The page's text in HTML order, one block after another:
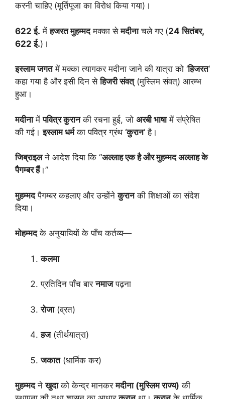
करनी चाहिए (मूर्तिपूजा का विरोध किया गया)।
622 ई. मेंहजरत मुहम्मदमक्का सेमदीनाचले गए (24 सितंबर,
622 ई.)।
इस्लाम जगतमें मक्का त्यागकर मदीना जाने की यात्रा को ‘हिजरत‘
कहा गया है और इसी दिन सेहिजरी संवत्(मुस्लिम संवत्) आरम्भ
हुआ।
मदीनामेंपवित्र कुरानकी रचना हुई, जो अरबी भाषामें संप्रेषित
की गई।इस्लाम धर्मका पवित्र ग्रंथ ‘कुरान‘ है।
जिब्राइलने आदेश दिया कि “अल्लाह एक है और मुहम्मद अल्लाह के
पैगम्बर हैं।”
मुहम्मदपैगम्बर कहलाए और उन्होंनेकुरानकी शिक्षाओं का संदेश
दिया।
मोहम्मदके अनुयायियों के पाँच कर्तव्य—
कलमा
प्रतिदिन पाँच बारनमाजपढ़ना
रोजा(व्रत)
हज(तीर्थयात्रा)
जकात(धार्मिक कर)
मुहम्मदनेखुदाको केन्द्र मानकरमदीना (मुस्लिम राज्य) की